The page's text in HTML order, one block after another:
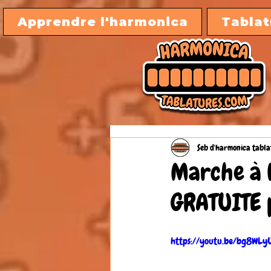
Apprendre l'harmonica
Marche à
Seb d'harmonica
https://youtu.be/